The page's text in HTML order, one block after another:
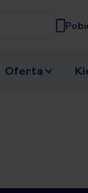
Oferta